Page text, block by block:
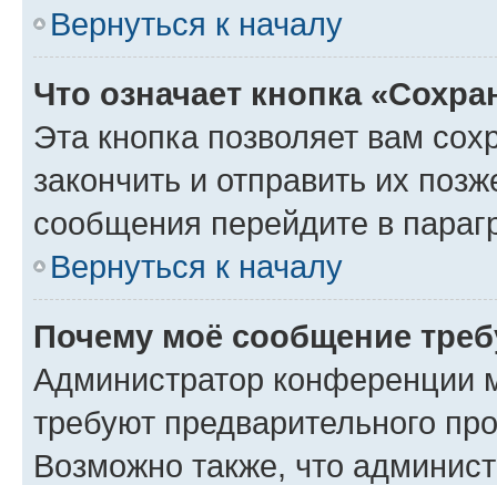
Вернуться к началу
Что означает кнопка
Эта кнопка позволяет вам
закончить и отправить их
сообщения перейдите в
Вернуться к началу
Почему моё сообщение
Администратор конференции
требуют предварительного
Возможно также, что